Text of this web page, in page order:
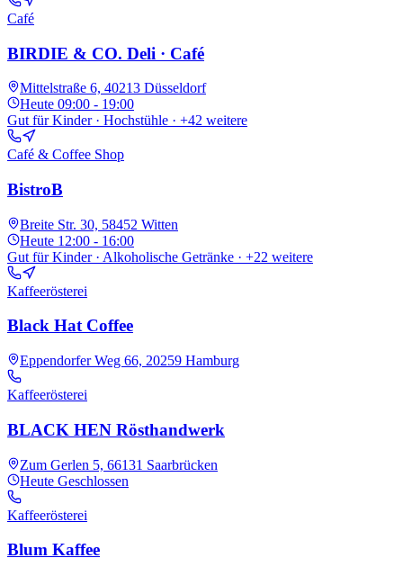
Café
BIRDIE & CO. Deli · Café
Mittelstraße 6, 40213 Düsseldorf
Heute 09:00 - 19:00
Gut für Kinder · Hochstühle · +42 weitere
Café & Coffee Shop
BistroB
Breite Str. 30, 58452 Witten
Heute 12:00 - 16:00
Gut für Kinder · Alkoholische Getränke · +22 weitere
Kaffeerösterei
Black Hat Coffee
Eppendorfer Weg 66, 20259 Hamburg
Kaffeerösterei
BLACK HEN Rösthandwerk
Zum Gerlen 5, 66131 Saarbrücken
Heute Geschlossen
Kaffeerösterei
Blum Kaffee